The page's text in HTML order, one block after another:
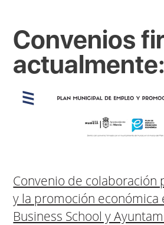
Convenios
actualmente:
Convenio de colaboración
y la promoción económica
Business School y